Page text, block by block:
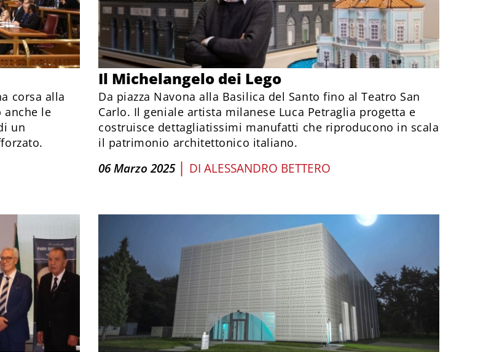
corsa alla
anche le
un
Il Michelangelo dei Lego
Da piazza Navona alla Basilica del Santo fino al Teatro San
Carlo. Il geniale artista milanese Luca Petraglia progetta e
costruisce dettagliatissimi manufatti che riproducono in scala
il patrimonio architettonico italiano.
06 Marzo 2025 | DI ALESSANDRO BETTERO